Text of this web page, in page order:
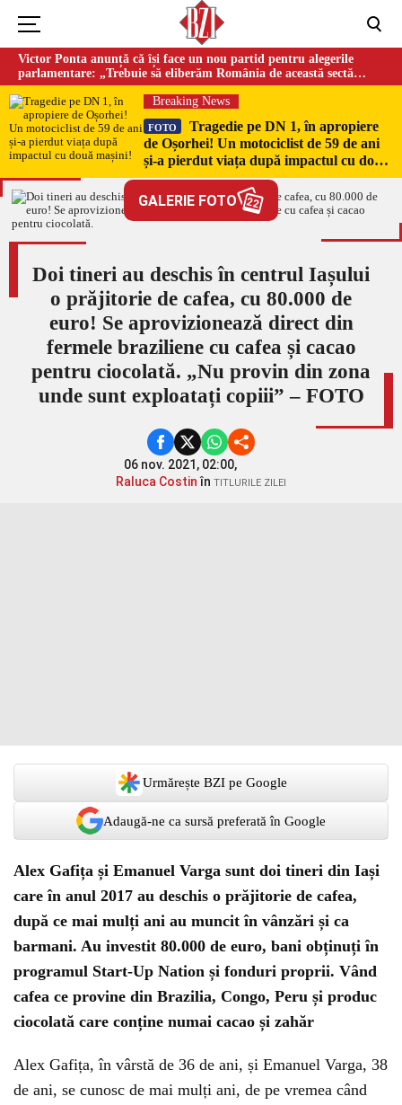
Victor Ponta anunță că își face un nou partid pentru alegerile
parlamentare: „Trebuie să eliberăm România de această sectă
globalistă”
Breaking News
FOTO
Tragedie pe DN 1, în apropiere
de Oșorhei! Un motociclist de 59 de ani
și-a pierdut viața după impactul cu două
mașini!
GALERIE FOTO 22
Doi tineri au deschis în centrul Iașului
o prăjitorie de cafea, cu 80.000 de
euro! Se aprovizionează direct din
fermele braziliene cu cafea și cacao
pentru ciocolată. „Nu provin din zona
unde sunt exploatați copiii” – FOTO
06 nov. 2021, 02:00,
Raluca Costinîn TITLURILE ZILEI
Urmărește BZI pe Google
Adaugă-ne ca sursă preferată în Google
Alex Gafița și Emanuel Varga sunt doi tineri din Iași
care în anul 2017 au deschis o prăjitorie de cafea,
după ce mai mulți ani au muncit în vânzări și ca
barmani. Au investit 80.000 de euro, bani obținuți în
programul Start-Up Nation și fonduri proprii. Vând
cafea ce provine din Brazilia, Congo, Peru și produc
ciocolată care conține numai cacao și zahăr
Alex Gafița, în vârstă de 36 de ani, și Emanuel Varga, 38
de ani, se cunosc de mai mulți ani, de pe vremea când